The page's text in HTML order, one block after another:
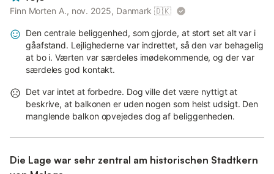
Finn Morten A., nov. 2025, Danmark 🇩🇰
Den centrale beliggenhed, som gjorde, at stort set alt var i
gåafstand. Lejlighederne var indrettet, så den var behagelig
at bo i. Værten var særdeles imødekommende, og der var
særdeles god kontakt.
Det var intet at forbedre. Dog ville det være nyttigt at
beskrive, at balkonen er uden nogen som helst udsigt. Den
manglende balkon opvejedes dog af beliggenheden.
Die Lage war sehr zentral am historischen Stadtkern